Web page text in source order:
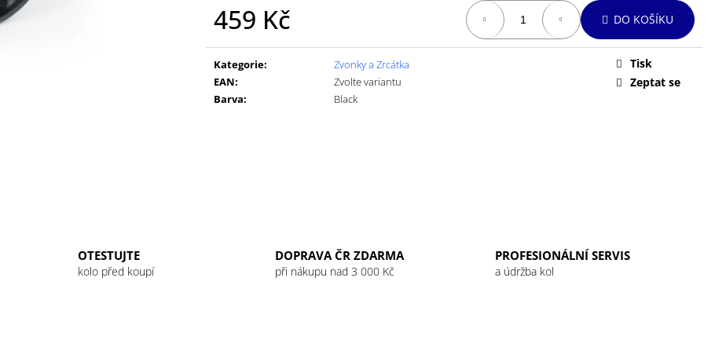
459 Kč DO KOŠÍKU
Kategorie:
Zvonky a Zrcátka
EAN:
Zvolte variantu
Barva: Black
Tisk
Zeptat se
OTESTUJTE
kolo před koupí
DOPRAVA ČR ZDARMA
při nákupu nad 3 000 Kč
PROFESIONÁLNÍ SERVIS
a údržba kol
GU ENERGY GEL 32G JET BLACKBERRY
GU ENERGY GEL 32G RASPBERRY
LEMONADE